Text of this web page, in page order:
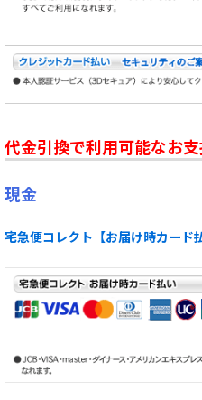
代金引換で利用可能なお
現金
宅急便コレクト【お届け時カード